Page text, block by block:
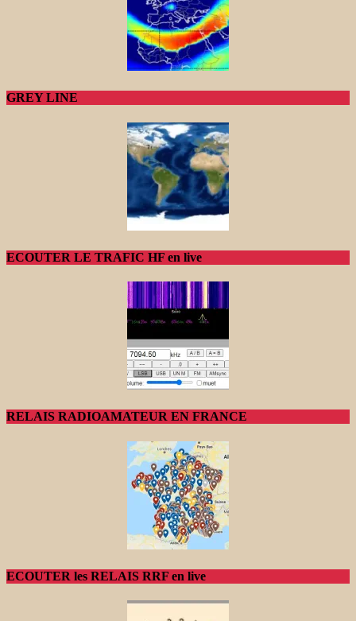
GREY LINE
ECOUTER LE TRAFIC HF en live
RELAIS RADIOAMATEUR EN FRANCE
ECOUTER les RELAIS RRF en live